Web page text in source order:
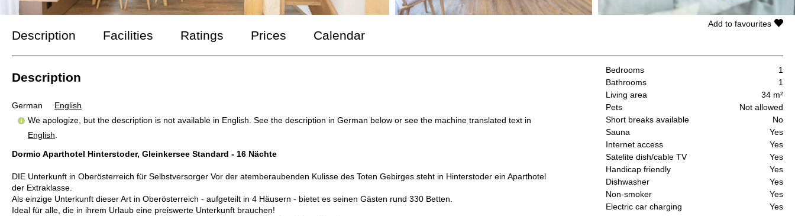
Description Facilities Ratings Prices Calendar
Bedrooms
1
Bathrooms
1
Living area
34 m²
Pets
Not allowed
Short breaks available
No
Sauna
Yes
Internet access
Yes
Satelite dish/cable TV
Yes
Handicap friendly
Yes
Dishwasher
Yes
Non-smoker
Yes
Electric car charging
Yes
Add to favourites
Description
German
English
We apologize, but the description is not available in English. See the description in German below or see the machine translated text in
English.
Dormio Aparthotel Hinterstoder, Gleinkersee Standard - 16 Nächte
DIE Unterkunft in Oberösterreich für Selbstversorger Vor der atemberaubenden Kulisse des Toten Gebirges steht in Hinterstoder ein Aparthotel
der Extraklasse.
Als einzige Unterkunft dieser Art in Oberösterreich - aufgeteilt in 4 Häusern - bietet es seinen Gästen rund 330 Betten.
Ideal für alle, die in ihrem Urlaub eine preiswerte Unterkunft brauchen!